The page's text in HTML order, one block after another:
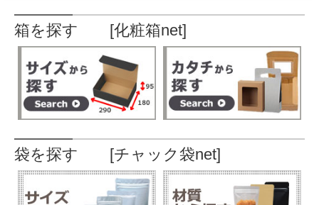
箱を探す [化粧箱net]
袋を探す [チャック袋net]